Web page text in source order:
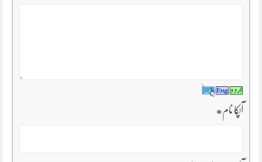
آپکا نام*